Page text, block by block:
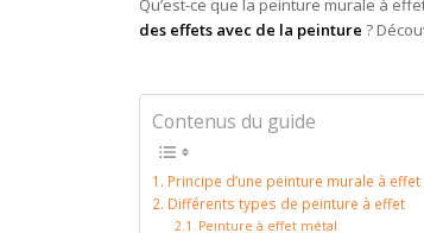
Qu’est-ce que la peinture murale à
des effets avec de la peinture ?
Contenus du guide
Principe d’une peinture murale à effet
Différents types de peinture à effet
Peinture à effet métal